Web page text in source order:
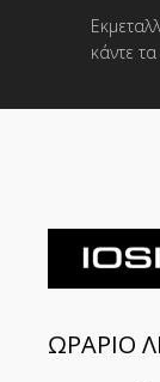
κάντε
ΩΡΑΡΙΟ